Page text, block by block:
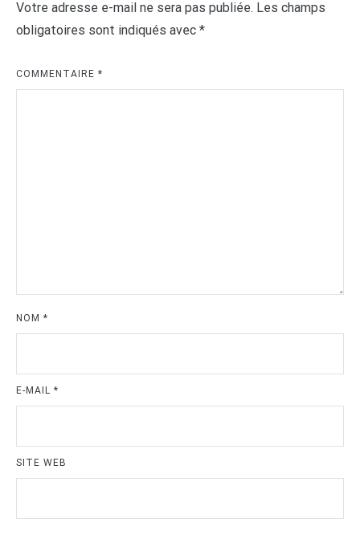
Votre adresse e-mail ne sera pas publiée. Les champs
obligatoires sont indiqués avec *
COMMENTAIRE *
NOM *
E-MAIL *
SITE WEB